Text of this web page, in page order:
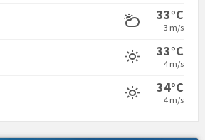
parit
33°C
3 m/s
33°C
4 m/s
34°C
4 m/s